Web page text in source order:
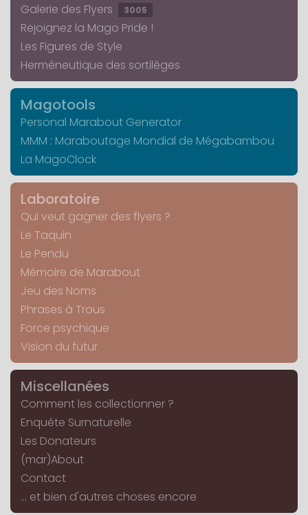
Galerie des Flyers
3005
Rejoignez la Mago Pride !
Les Figures de Style
Herméneutique des sortilèges
Magotools
Personal Marabout Generator
MMM : Maraboutage Mondial de Mégabambou
La MagoClock
Laboratoire
Qui veut gagner des flyers ?
Le Taquin
Le Pendu
Mémoire de Marabout
Jeu des Noms
Phrases à Trous
Force psychique
Vision du futur
Miscellanées
Comment les collectionner ?
Enquête Surnaturelle
Les Donateurs
(mar)About
Contact
... et bien d'autres choses encore